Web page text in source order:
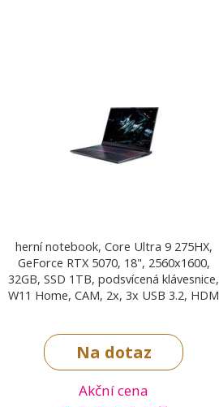
herní notebook, Core Ultra 9 275HX,
GeForce RTX 5070, 18", 2560x1600,
32GB, SSD 1TB, podsvícená klávesnice,
W11 Home, CAM, 2x, 3x USB 3.2, HDM
Na dotaz
Akční cena